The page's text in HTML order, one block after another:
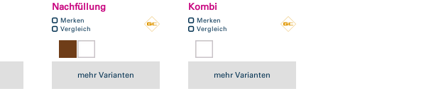
Nachfüllung
Merken
Vergleich
mehr Varianten
Kombi
Merken
Vergleich
mehr Varianten